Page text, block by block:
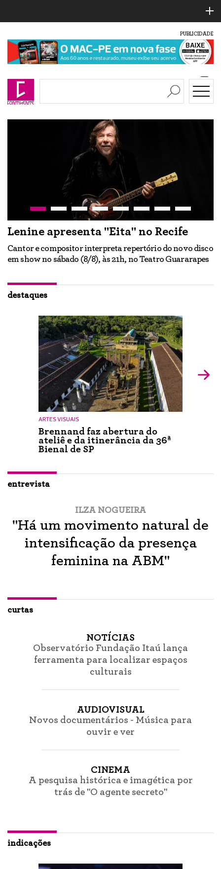
PUBLICIDADE
Lenine apresenta "Eita" no Recife
Cantor e compositor interpreta repertório do novo disco
em show no sábado (8/8), às 21h, no Teatro Guararapes
destaques
ARTES VISUAIS
Brennand faz abertura do
ateliê e da itinerância da 36ª
Bienal de SP
entrevista
ILZA NOGUEIRA
"Há um movimento natural de
intensificação da presença
feminina na ABM"
curtas
NOTÍCIAS
Observatório Fundação Itaú lança
ferramenta para localizar espaços
culturais
AUDIOVISUAL
Novos documentários - Música para
ouvir e ver
CINEMA
A pesquisa histórica e imagética por
trás de "O agente secreto"
indicações